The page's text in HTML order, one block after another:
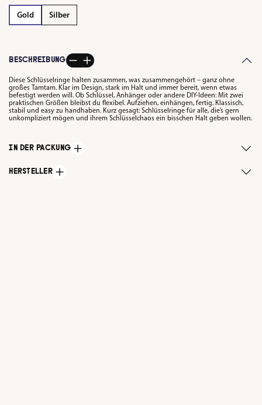
Gold Silber
BESCHREIBUNG
Diese Schlüsselringe halten zusammen, was zusammengehört – ganz ohne
großes Tamtam. Klar im Design, stark im Halt und immer bereit, wenn etwas
befestigt werden will. Ob Schlüssel, Anhänger oder andere DIY-Ideen: Mit zwei
praktischen Größen bleibst du flexibel. Aufziehen, einhängen, fertig. Klassisch,
stabil und easy zu handhaben. Kurz gesagt: Schlüsselringe für alle, die’s gern
unkompliziert mögen und ihrem Schlüsselchaos ein bisschen Halt geben wollen.
IN DER PACKUNG
HERSTELLER